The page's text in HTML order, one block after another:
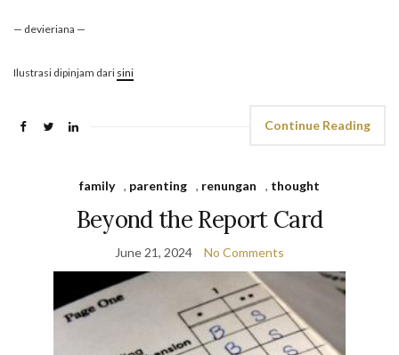
— devieriana —
Ilustrasi dipinjam dari sini
Continue Reading
family , parenting , renungan , thought
Beyond the Report Card
June 21, 2024 No Comments